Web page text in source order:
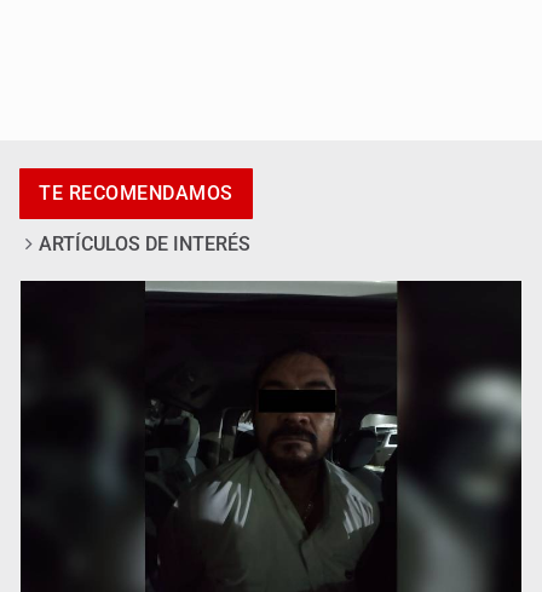
Que el IPEJAL encabece la lista de deudores en Jalisco
es un “foco rojo” de gran magnitud: Economista
TE RECOMENDAMOS
ARTÍCULOS DE INTERÉS